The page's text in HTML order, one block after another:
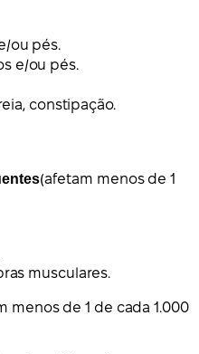
ou pés.
e/ou pés.
constipação.
(afetam menos de 1
musculares.
menos de 1 de cada 1.000